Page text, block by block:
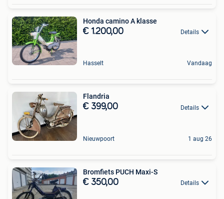
Honda camino A klasse
€ 1.200,00 Details
Hasselt Vandaag
Flandria
€ 399,00 Details
Nieuwpoort 1 aug 26
Bromfiets PUCH Maxi-S
€ 350,00 Details